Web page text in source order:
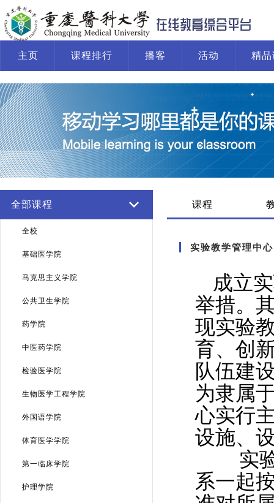
主页 课程排行 播客 活动 精品
系统运行报告
全部课程
全校
基础医学院
马克思主义学院
公共卫生学院
药学院
中医药学院
检验医学院
生物医学工程学院
外国语学院
体育医学学院
第一临床学院
护理学院
课程
实验教学管理中心